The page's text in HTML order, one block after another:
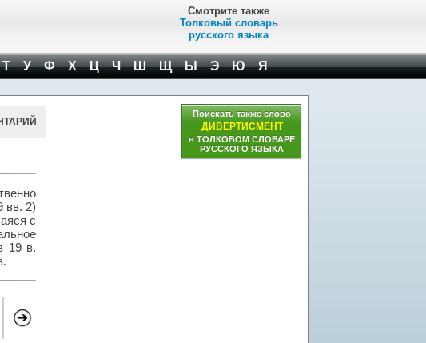
Смотрите также
Толковый словарь
русского языка
Т У Ф Х Ц Ч Ш Щ Ы Э Ю Я
вв. 2)
с
19 в.
Поискать также слово
ДИВЕРТИСМЕНТ
в ТОЛКОВОМ СЛОВАРЕ
РУССКОГО ЯЗЫКА